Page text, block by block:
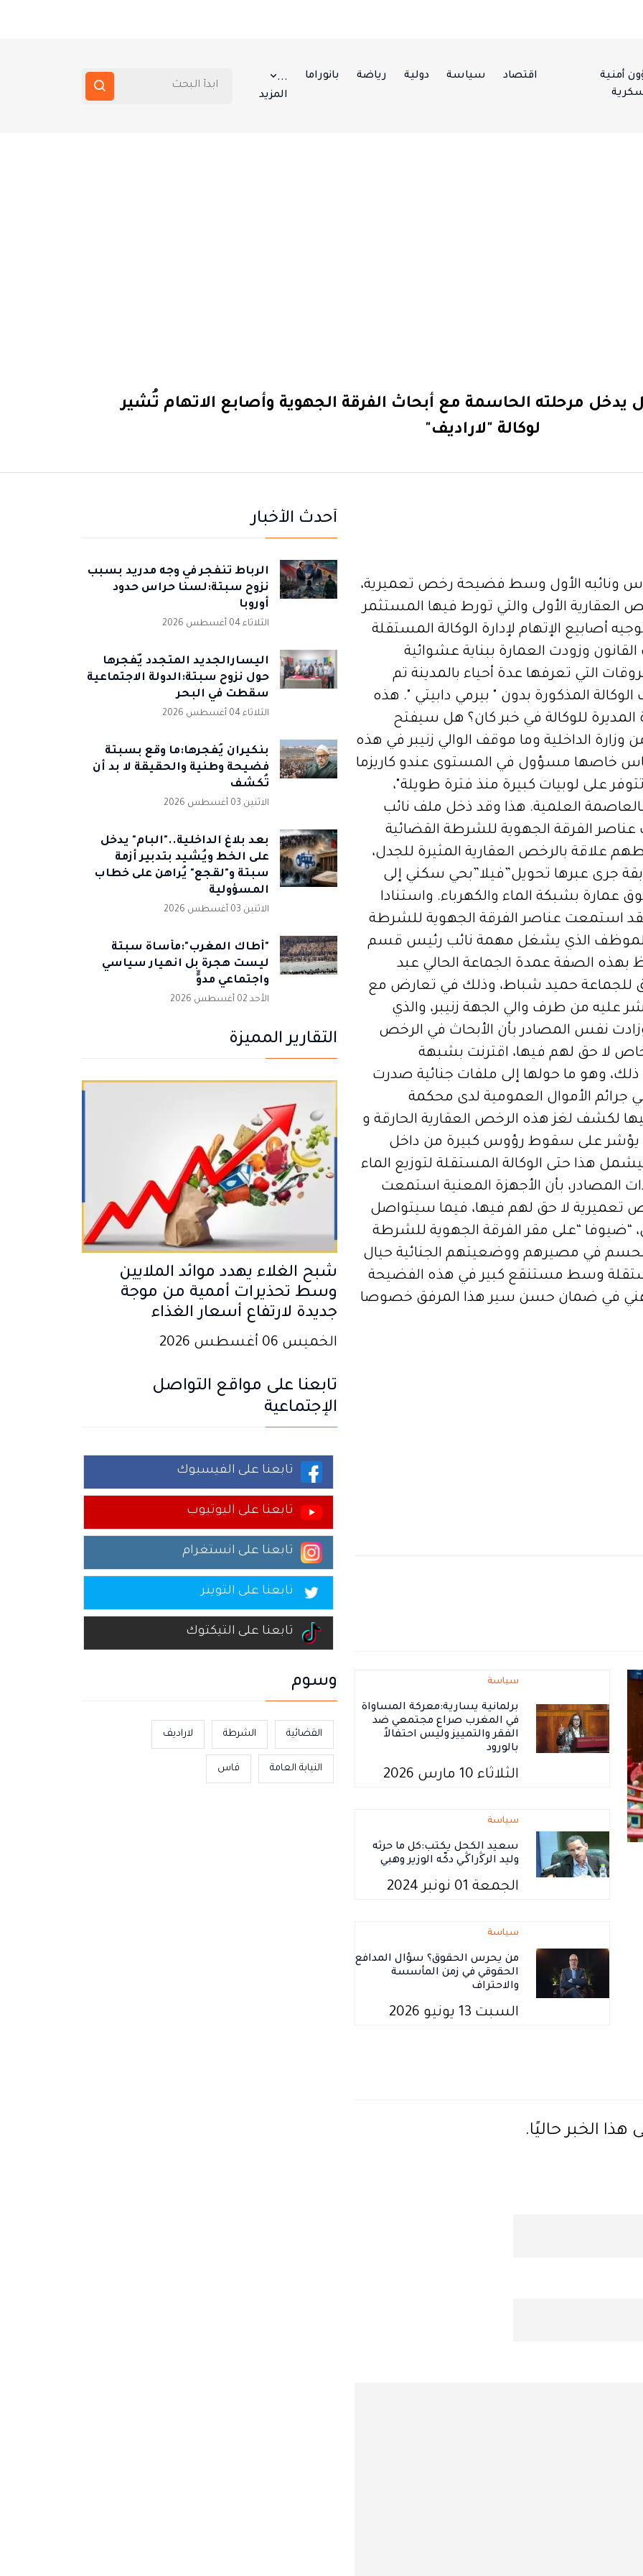
أمنية
اقتصاد سياسة دولية رياضة بانوراما
...
المزيد
مرحلته الحاسمة مع أبحاث الفرقة الجهوية وأصابع الاتهام تُشير
لوكالة "لاراديف"
ونائبه الأول وسط فضيحة رخص تعميرية،
الأولى والتي تورط فيها المستثمر
أصابيع الإتهام لإدارة الوكالة المستقلة
وزودت العمارة ببناية عشوائية
التي تعرفها عدة أحياء بالمدينة تم
المذكورة بدون " بيرمي دابيتي ". هذه
للوكالة في خبر كان؟ هل سيفتح
الداخلية وما موقف الوالي زنيبر في هذه
خاصها مسؤول في المستوى عندو كاريزما
على لوبيات كبيرة منذ فترة طويلة"،
العلمية. هذا وقد ذخل ملف نائب
الفرقة الجهوية للشرطة القضائية
علاقة بالرخص العقارية المثيرة للجدل،
جرى عبرها تحويل”فيلا”بحي سكني إلى
عمارة بشبكة الماء والكهرباء. واستنادا
فقد استمعت عناصر الفرقة الجهوية للشرطة
للموظف الذي يشغل مهمة نائب رئيس قسم
بهذه الصفة عمدة الجماعة الحالي عبد
للجماعة حميد شباط، وذلك في تعارض مع
عليه من طرف والي الجهة زنيبر، والذي
نفس المصادر بأن الأبحاث في الرخص
لا حق لهم فيها، اقترنت بشبهة
وهو ما حولها إلى ملفات جنائية صدرت
جرائم الأموال العمومية لدى محكمة
لكشف لغز هذه الرخص العقارية الحارقة و
يؤشر على سقوط رؤوس كبيرة من داخل
هذا حتى الوكالة المستقلة لتوزيع الماء
المصادر، بأن الأجهزة المعنية استمعت
تعميرية لا حق لهم فيها، فيما سيتواصل
“على مقر الفرقة الجهوية للشرطة
في مصيرهم ووضعيتهم الجنائية حيال
وسط مستنقع كبير في هذه الفضيحة
في ضمان حسن سير هذا المرفق خصوصا
سياسة
برلمانية يسارية:معركة المساواة
في المغرب صراع مجتمعي ضد
الفقر والتمييز وليس احتفالاً
بالورود
الثلاثاء 10 مارس 2026
سياسة
سعيد الكحل يكتب:كل ما حرثه
وليد الرﯕراﯕـي دكّه الوزير وهبي
الجمعة 01 نونبر 2024
سياسة
من يحرس الحقوق؟ سؤال المدافع
الحقوقي في زمن المأسسة
والاحتراف
السبت 13 يونيو 2026
الخبر حاليًا.
أحدث الأخبار
الرباط تنفجر في وجه مدريد بسبب
نزوح سبتة:لسنا حراس حدود
أوروبا
الثلاثاء 04 أغسطس 2026
اليسارالجديد المتجدد يٌفجرها
حول نزوح سبتة:الدولة الاجتماعية
سقطت في البحر
الثلاثاء 04 أغسطس 2026
بنكيران يُفجرها:ما وقع بسبتة
فضيحة وطنية والحقيقة لا بد أن
تُكشف
الاثنين 03 أغسطس 2026
بعد بلاغ الداخلية.."البام" يدخل
على الخط ويُشيد بتدبير أزمة
سبتة و"لقجع" يُراهن على خطاب
المسؤولية
الاثنين 03 أغسطس 2026
"أطاك المغرب":مأساة سبتة
ليست هجرة بل انهيار سياسي
واجتماعي مدوٍّ
الأحد 02 أغسطس 2026
التقارير المميزة
شبح الغلاء يهدد موائد الملايين
وسط تحذيرات أممية من موجة
جديدة لارتفاع أسعار الغذاء
الخميس 06 أغسطس 2026
تابعنا على مواقع التواصل
الإجتماعية
تابعنا على الفيسبوك
تابعنا على اليوتيوب
تابعنا على انستغرام
تابعنا على التويتر
تابعنا على التيكتوك
وسوم
القضائية الشرطة لاراديف
النيابة العامة فاس